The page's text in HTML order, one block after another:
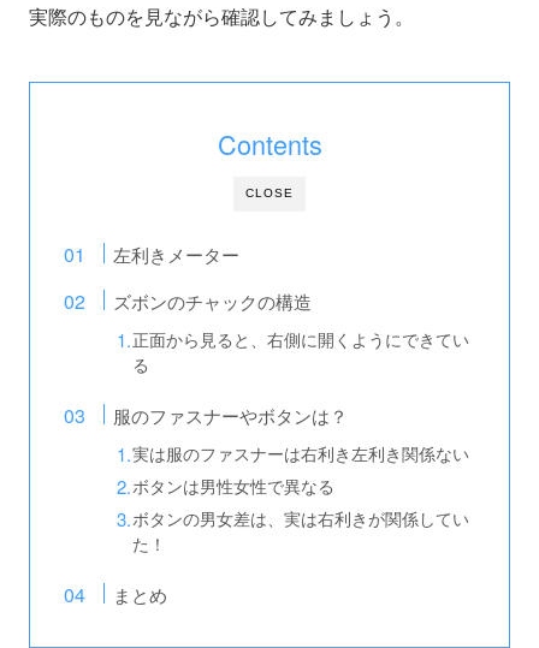
実際のものを見ながら確認してみましょう。
CLOSE
Contents
左利きメーター
ズボンのチャックの構造
正面から見ると、右側に開くようにできてい
る
服のファスナーやボタンは？
実は服のファスナーは右利き左利き関係ない
ボタンは男性女性で異なる
ボタンの男女差は、実は右利きが関係してい
た！
まとめ